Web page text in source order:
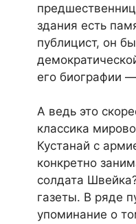
здания есть
публицист, он
его биографии
А ведь это
классика
Кустанай с
конкретно
солдата
газеты. В ряде
упоминание о